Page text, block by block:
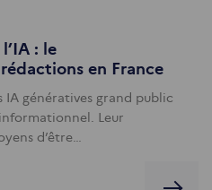
: le
en France
IA génératives grand public
Leur
d’être…